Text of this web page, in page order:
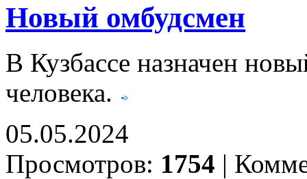
Новый омбудсмен
В Кузбассе назначен
человека.
05.05.2024
Просмотров: 1754 |